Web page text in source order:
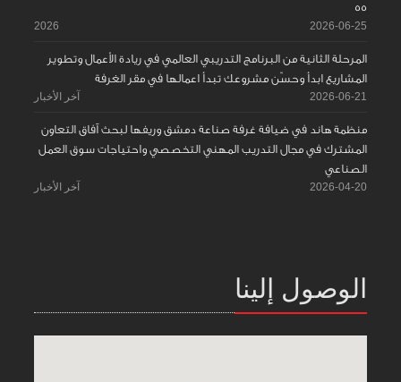
55
2026-06-25
2026
المرحلة الثانية من البرنامج التدريبي العالمي في ريادة الأعمال وتطوير
المشاريع ابدأ وحسّن مشروعك تبدأ اعمالها في مقر الغرفة
2026-06-21 آخر الأخبار
منظمة هاند في ضيافة غرفة صناعة دمشق وريفها لبحث آفاق التعاون
المشترك في مجال التدريب المهني التخصصي واحتياجات سوق العمل
الصناعي
2026-04-20 آخر الأخبار
الوصول إلينا